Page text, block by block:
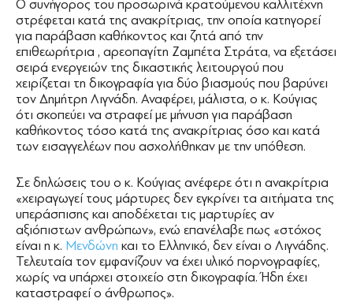
Ο συνήγορος του προσωρινά κρατούμενου καλλιτέχνη
στρέφεται κατά της ανακρίτριας, την οποία κατηγορεί
για παράβαση καθήκοντος και ζητά από την
επιθεωρήτρια , αρεοπαγίτη Ζαμπέτα Στράτα, να εξετάσει
σειρά ενεργειών της δικαστικής λειτουργού που
χειρίζεται τη δικογραφία για δύο βιασμούς που βαρύνει
τον Δημήτρη Λιγνάδη. Αναφέρει, μάλιστα, ο κ. Κούγιας
ότι σκοπεύει να στραφεί με μήνυση για παράβαση
καθήκοντος τόσο κατά της ανακρίτριας όσο και κατά
των εισαγγελέων που ασχολήθηκαν με την υπόθεση.
Σε δηλώσεις του ο κ. Κούγιας ανέφερε ότι η ανακρίτρια
«χειραγωγεί τους μάρτυρες δεν εγκρίνει τα αιτήματα της
υπεράσπισης και αποδέχεται τις μαρτυρίες αν
αξιόπιστων ανθρώπων», ενώ επανέλαβε πως «στόχος
είναι η κ. Μενδώνη και το Ελληνικό, δεν είναι ο Λιγνάδης.
Τελευταία τον εμφανίζουν να έχει υλικό πορνογραφίες,
χωρίς να υπάρχει στοιχείο στη δικογραφία. Ήδη έχει
καταστραφεί ο άνθρωπος».